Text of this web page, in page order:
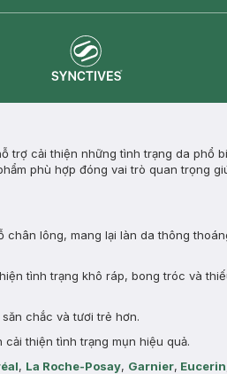
trợ cải thiện những tình trạng da phổ
phù hợp đóng vai trò quan trọng
lông, mang lại làn da thông
tình trạng khô ráp, bong tróc và
chắc và tươi trẻ hơn.
thiện tình trạng mụn hiệu quả.
, La Roche-Posay, Garnier, Eucerin